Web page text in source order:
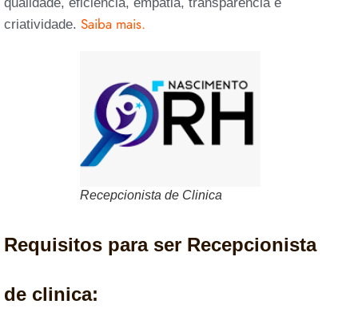
criatividade. Saiba mais.
Recepcionista de Clinica
Requisitos para ser Recepcionista
de clinica: